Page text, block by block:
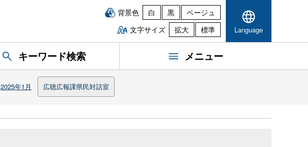
背景色 白 黒
ベージュ
文字サイズ
拡大 標準 Language
キーワード検索 メニュー
2025年1月 広聴広報課県民対話室